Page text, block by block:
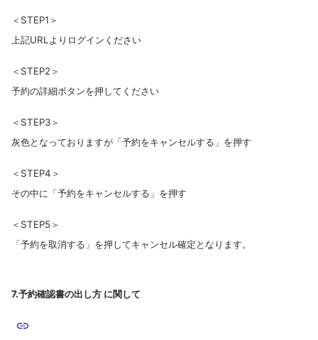
＜STEP1＞
上記URLよりログインください
＜STEP2＞
予約の詳細ボタンを押してください
＜STEP3＞
灰色となっておりますが「予約をキャンセルする」を押す
＜STEP4＞
その中に「予約をキャンセルする」を押す
＜STEP5＞
「予約を取消する」を押してキャンセル確定となります。
7.予約確認書の出し方 に関して